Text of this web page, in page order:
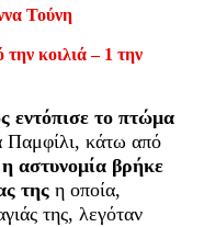
Τούνη
κοιλιά – 1 την
εντόπισε το πτώμα
Παμφίλι, κάτω από
η αστυνομία βρήκε
της η οποία,
της, λεγόταν